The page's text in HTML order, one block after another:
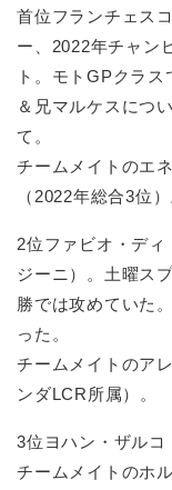
首位フランチェス
ー、2022年チャン
ト。モトGPクラ
＆兄マルケスにつ
て。
チームメイトのエ
（2022年総合3位）
2位ファビオ・デ
ジーニ）。土曜ス
勝では攻めていた
った。
チームメイトのア
ンダLCR所属）。
3位ヨハン・ザルコ
チームメイトのホ